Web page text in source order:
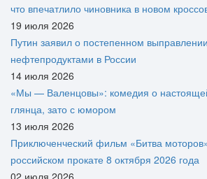
что впечатлило чиновника в новом
19 июля 2026
Путин заявил о постепенном
нефтепродуктами в России
14 июля 2026
«Мы — Валенцовы»: комедия о
глянца, зато с юмором
13 июля 2026
Приключенческий фильм «Битва
российском прокате 8 октября 2026 года